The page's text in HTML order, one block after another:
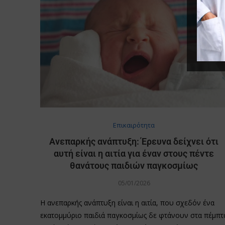
Επικαιρότητα
Ανεπαρκής ανάπτυξη: Έρευνα δείχνει ότι
αυτή είναι η αιτία για έναν στους πέντε
θανάτους παιδιών παγκοσμίως
05/01/2026
Η ανεπαρκής ανάπτυξη είναι η αιτία, που σχεδόν ένα
εκατομμύριο παιδιά παγκοσμίως δε φτάνουν στα